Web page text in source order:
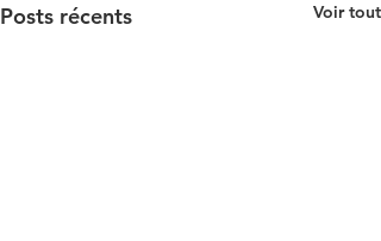
Posts récents Voir tout